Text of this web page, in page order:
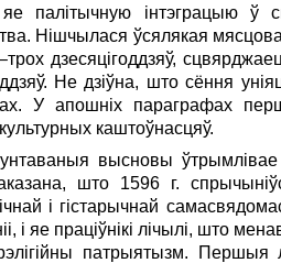
палітычную інтэграцыю ў
Нішчылася ўсялякая
дзесяцігоддзяў,
Не дзіўна, што сёння
У апошніх параграфах
каштоўнасцяў.
высновы
што 1596 г.
і гістарычнай
і яе праціўнікі лічылі, што
патрыятызм. Першыя